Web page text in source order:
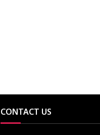
CONTACT US